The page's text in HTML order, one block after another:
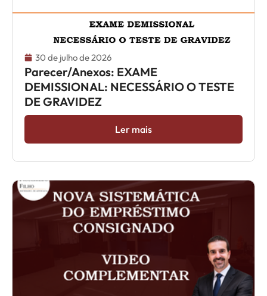
30 de julho de 2026
Parecer/Anexos: EXAME
DEMISSIONAL: NECESSÁRIO O TESTE
DE GRAVIDEZ
Ler mais